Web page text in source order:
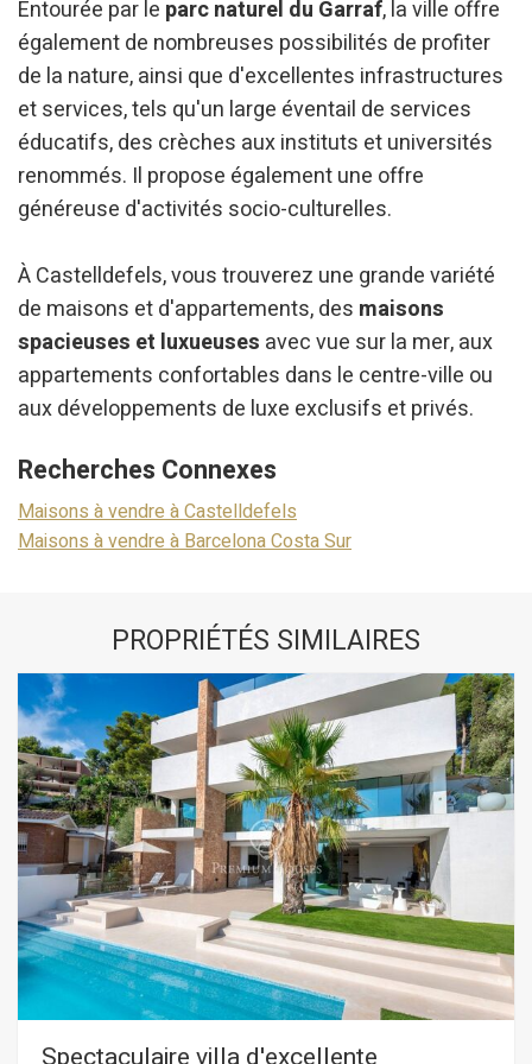
Entourée par le parc naturel du Garraf, la ville offre
également de nombreuses possibilités de profiter
de la nature, ainsi que d'excellentes infrastructures
et services, tels qu'un large éventail de services
éducatifs, des crèches aux instituts et universités
renommés. Il propose également une offre
généreuse d'activités socio-culturelles.
À Castelldefels, vous trouverez une grande variété
de maisons et d'appartements, des maisons
spacieuses et luxueuses avec vue sur la mer, aux
appartements confortables dans le centre-ville ou
aux développements de luxe exclusifs et privés.
Recherches Connexes
Maisons à vendre à Castelldefels
Maisons à vendre à Barcelona Costa Sur
PROPRIÉTÉS SIMILAIRES